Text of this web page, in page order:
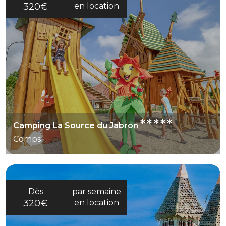
320€
en location
Camping La Source du Jabron*****
Comps
Dès
320€
par semaine
en location